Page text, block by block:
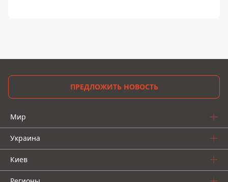
ПРЕДЛОЖИТЬ НОВОСТЬ
Мир
Украина
Киев